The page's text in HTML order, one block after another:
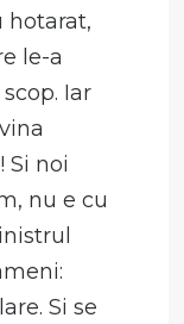
hotarat,
le-a
Iar
Si noi
nu e cu
Si se